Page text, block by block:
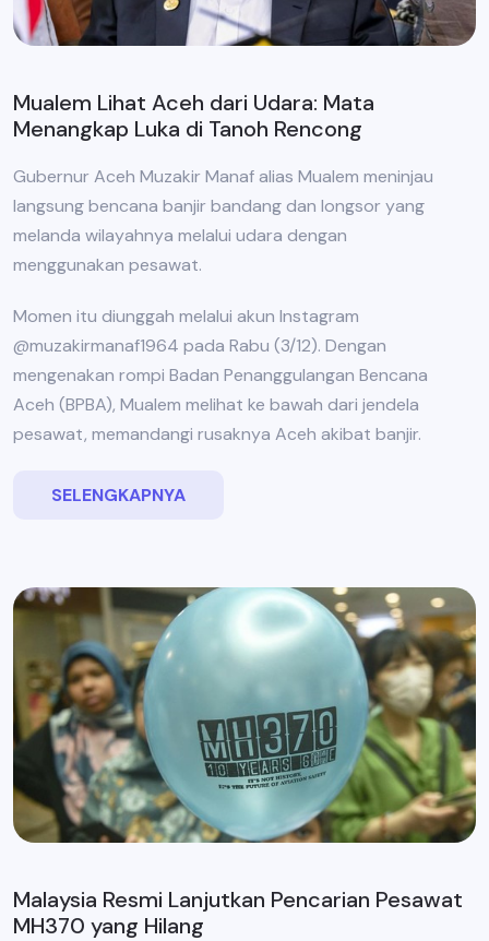
Mualem Lihat Aceh dari Udara: Mata
Menangkap Luka di Tanoh Rencong
Gubernur Aceh Muzakir Manaf alias Mualem meninjau
langsung bencana banjir bandang dan longsor yang
melanda wilayahnya melalui udara dengan
menggunakan pesawat.
Momen itu diunggah melalui akun Instagram
@muzakirmanaf1964 pada Rabu (3/12). Dengan
mengenakan rompi Badan Penanggulangan Bencana
Aceh (BPBA), Mualem melihat ke bawah dari jendela
pesawat, memandangi rusaknya Aceh akibat banjir.
SELENGKAPNYA
Malaysia Resmi Lanjutkan Pencarian Pesawat
MH370 yang Hilang